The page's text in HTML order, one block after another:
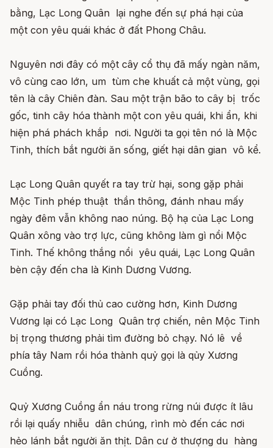
bằng, Lạc Long Quân lại nghe đến sự phá hại của
một con yêu quái khác ở đất Phong Châu.
Nguyên nơi đây có một cây cổ thụ đã mấy ngàn năm,
vô cùng cao lớn, um tùm che khuất cả một vùng, gọi
tên là cây Chiên đàn. Sau một trận bão to cây bị trốc
gốc, tinh cây hóa thành một con yêu quái, khi ẩn, khi
hiện phá phách khắp nơi. Người ta gọi tên nó là Mộc
Tinh, thích bắt người ăn sống, giết hại dân gian vô kể.
Lạc Long Quân quyết ra tay trừ hại, song gặp phải
Mộc Tinh phép thuật thần thông, đánh nhau mấy
ngày đêm vẫn không nao núng. Bộ hạ của Lạc Long
Quân xông vào trợ lực, cũng không làm gì nổi Mộc
Tinh. Thế không thắng nổi yêu quái, Lạc Long Quân
bèn cậy đến cha là Kinh Dương Vương.
Gặp phải tay đối thủ cao cường hơn, Kinh Dương
Vương lại có Lạc Long Quân trợ chiến, nên Mộc Tinh
bị trọng thương phải tìm đường bỏ chạy. Nó lê về
phía tây Nam rồi hóa thành quỷ gọi là qủy Xương
Cuồng.
Quỷ Xương Cuồng ẩn náu trong rừng núi được ít lâu
rồi lại quấy nhiễu dân chúng, rình mò đến các nơi
hẻo lánh bắt người ăn thịt. Dân cư ở thượng du hàng